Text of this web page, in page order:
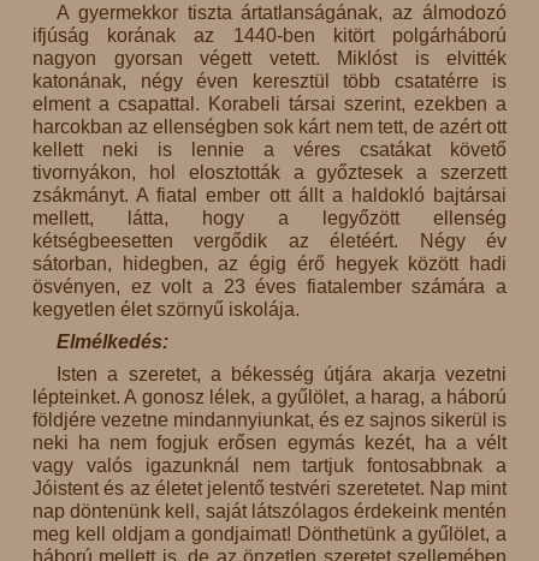
A gyermekkor tiszta ártatlanságának, az álmodozó
ifjúság korának az 1440-ben kitört polgárháború
nagyon gyorsan végett vetett. Miklóst is elvitték
katonának, négy éven keresztül több csatatérre is
elment a csapattal. Korabeli társai szerint, ezekben a
harcokban az ellenségben sok kárt nem tett, de azért ott
kellett neki is lennie a véres csatákat követő
tivornyákon, hol elosztották a győztesek a szerzett
zsákmányt. A fiatal ember ott állt a haldokló bajtársai
mellett, látta, hogy a legyőzött ellenség
kétségbeesetten vergődik az életéért. Négy év
sátorban, hidegben, az égig érő hegyek között hadi
ösvényen, ez volt a 23 éves fiatalember számára a
kegyetlen élet szörnyű iskolája.
Elmélkedés:
Isten a szeretet, a békesség útjára akarja vezetni
lépteinket. A gonosz lélek, a gyűlölet, a harag, a háború
földjére vezetne mindannyiunkat, és ez sajnos sikerül is
neki ha nem fogjuk erősen egymás kezét, ha a vélt
vagy valós igazunknál nem tartjuk fontosabbnak a
Jóistent és az életet jelentő testvéri szeretetet. Nap mint
nap döntenünk kell, saját látszólagos érdekeink mentén
meg kell oldjam a gondjaimat! Dönthetünk a gyűlölet, a
háború mellett is, de az önzetlen szeretet szellemében